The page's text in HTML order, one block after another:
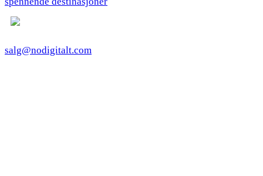
salg@nodigitalt.com